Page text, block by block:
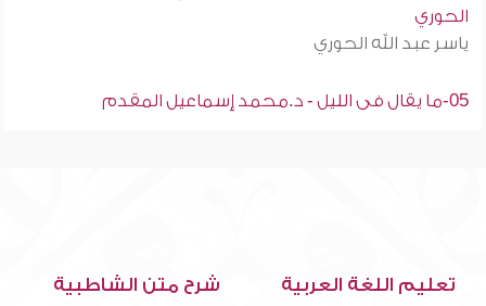
الحوري
ياسر عبد الله الحوري
05-ما يقال فى الليل - د.محمد إسماعيل المقدم
تعليم اللغة العربية شرح متن الشاطبية